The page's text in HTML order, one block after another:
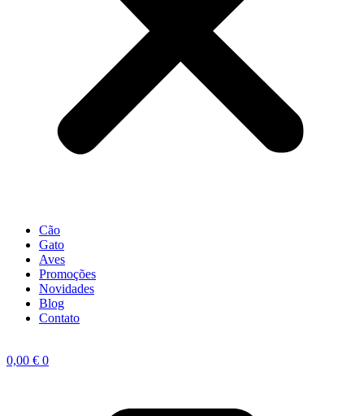
Cão
Gato
Aves
Promoções
Novidades
Blog
Contato
0,00 € 0